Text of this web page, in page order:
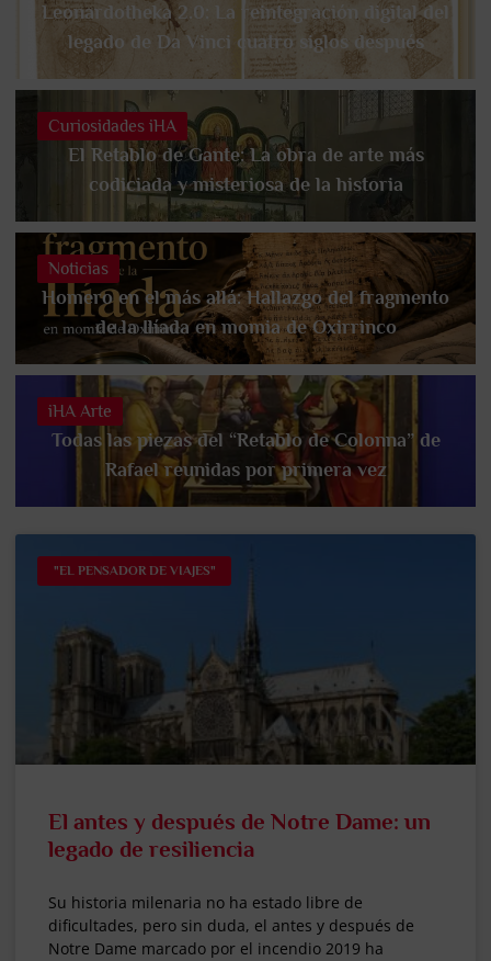
Leonardotheka 2.0: La reintegración digital del
legado de Da Vinci cuatro siglos después
Curiosidades iHA
El Retablo de Gante: La obra de arte más
codiciada y misteriosa de la historia
Noticias
Homero en el más allá: Hallazgo del fragmento
de la Ilíada en momia de Oxirrinco
iHA Arte
Todas las piezas del “Retablo de Colonna” de
Rafael reunidas por primera vez
"EL PENSADOR DE VIAJES"
El antes y después de Notre Dame: un
legado de resiliencia
Su historia milenaria no ha estado libre de
dificultades, pero sin duda, el antes y después de
Notre Dame marcado por el incendio 2019 ha